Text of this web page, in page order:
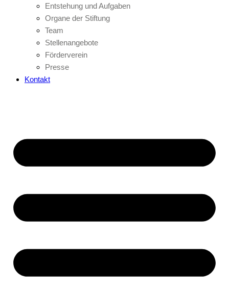
Entstehung und Aufgaben
Organe der Stiftung
Team
Stellenangebote
Förderverein
Presse
Kontakt